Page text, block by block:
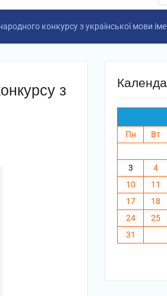
конкурсу з української мови
з
Пн
Вт
3
4
10
11
17
18
24
25
31